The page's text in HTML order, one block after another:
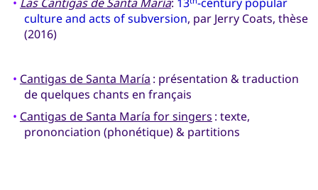
culture and acts of subversion, par Jerry Coats, thèse
(2016)
• Cantigas de Santa María : présentation & traduction
de quelques chants en français
• Cantigas de Santa María for singers : texte,
prononciation (phonétique) & partitions